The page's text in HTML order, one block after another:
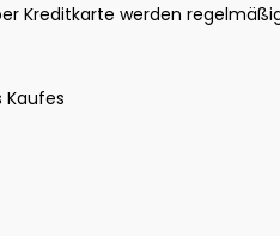
Kreditkarte werden
Kaufes